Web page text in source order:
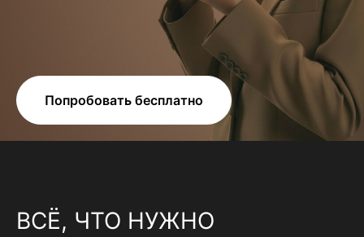
Попробовать бесплатно
ВСЁ, ЧТО НУЖНО